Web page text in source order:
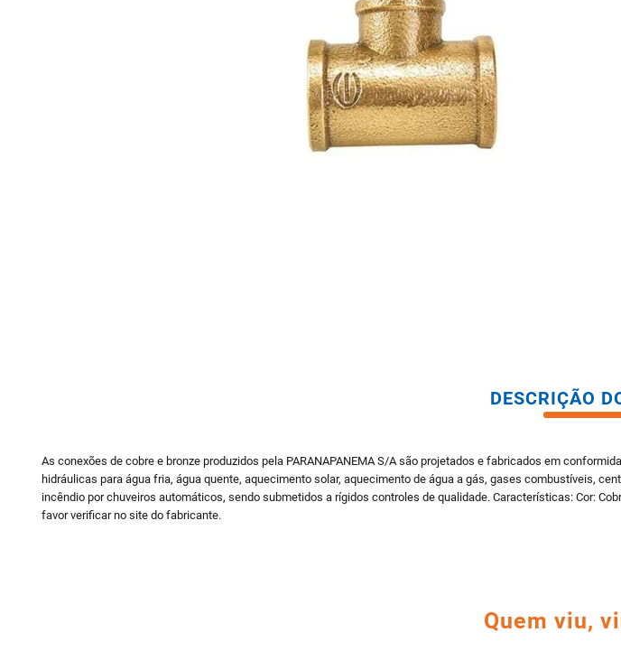
DESCRIÇÃO
As conexões de cobre e bronze produzidos pela PARANAPANEMA S/A são projetados e fabricados em
hidráulicas para água fria, água quente, aquecimento solar, aquecimento de água a gás, gases combustíveis,
incêndio por chuveiros automáticos, sendo submetidos a rígidos controles de qualidade. Características: Cor:
favor verificar no site do fabricante.
Quem viu,
pisos
9º porta
10º vaso sanitario caixa acoplada